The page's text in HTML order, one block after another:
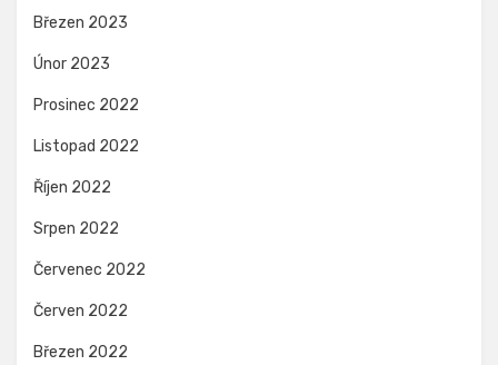
Březen 2023
Únor 2023
Prosinec 2022
Listopad 2022
Říjen 2022
Srpen 2022
Červenec 2022
Červen 2022
Březen 2022